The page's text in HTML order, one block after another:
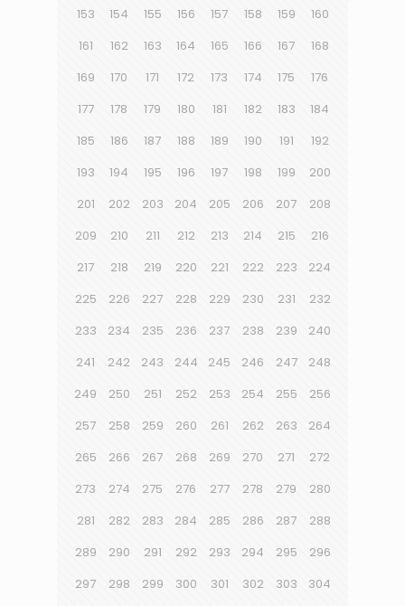
153
154 155 156 157 158 159
160
161
162 163 164 165 166 167
168
169
170 171 172 173 174 175
176
177
178 179 180 181 182 183
184
185
186 187 188 189 190 191
192
193
194 195 196 197 198 199
200
201
202 203 204 205 206 207
208
209
210 211 212 213 214 215
216
217
218 219 220 221 222 223
224
225
226 227 228 229 230 231
232
233
234 235 236 237 238 239
240
241
242 243 244 245 246 247
248
249
250 251 252 253 254 255
256
257
258 259 260 261 262 263
264
265
266 267 268 269 270 271
272
273
274 275 276 277 278 279
280
281
282 283 284 285 286 287
288
289
290 291 292 293 294 295
296
297
298 299 300 301 302 303
304